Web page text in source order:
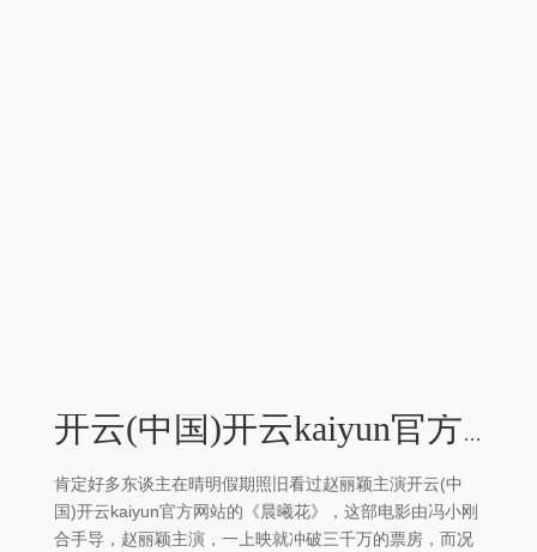
开云(中国)开云kaiyun官方网站投资不外 1500 万-外围足球软件APP
肯定好多东谈主在晴明假期照旧看过赵丽颖主演开云(中
国)开云kaiyun官方网站的《晨曦花》，这部电影由冯小刚
合手导，赵丽颖主演，一上映就冲破三千万的票房，而况